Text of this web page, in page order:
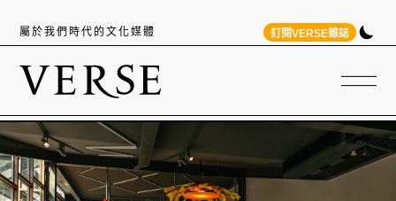
屬於我們時代的文化媒體 訂閱VERSE雜誌